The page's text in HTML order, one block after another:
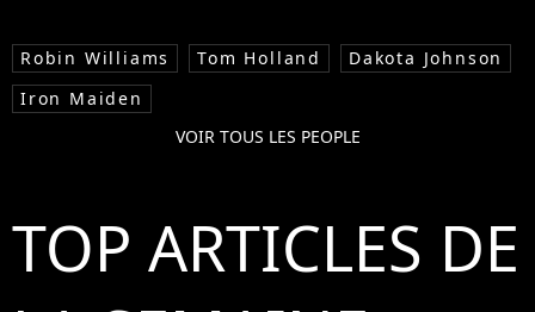
Robin Williams Tom Holland
Dakota Johnson
Iron Maiden
VOIR TOUS LES PEOPLE
TOP ARTICLES DE